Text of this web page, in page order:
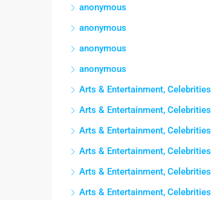
anonymous
anonymous
anonymous
anonymous
Arts & Entertainment, Celebrities
Arts & Entertainment, Celebrities
Arts & Entertainment, Celebrities
Arts & Entertainment, Celebrities
Arts & Entertainment, Celebrities
Arts & Entertainment, Celebrities